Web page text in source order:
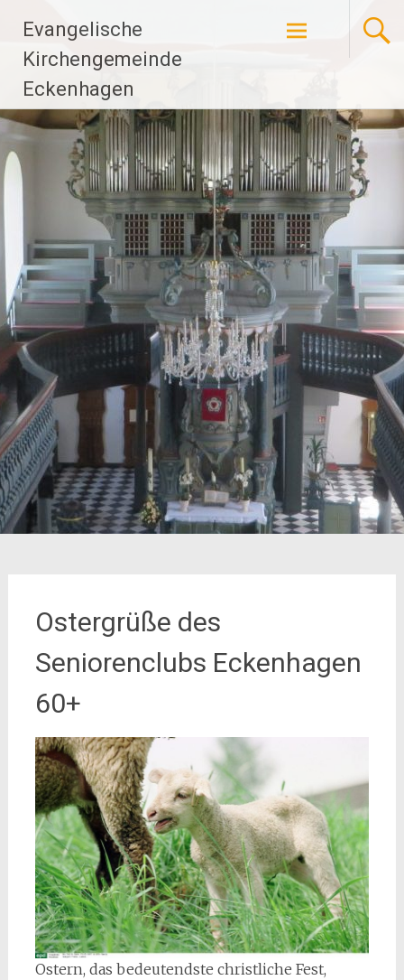
Inhalt
springen
Evangelische
Kirchengemeinde
Eckenhagen
Ostergrüße des
Seniorenclubs Eckenhagen
60+
Ostern, das bedeutendste christliche Fest,